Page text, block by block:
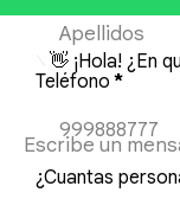
Teléfono *
¿Cuantas
👋 ¡Hola! ¿En